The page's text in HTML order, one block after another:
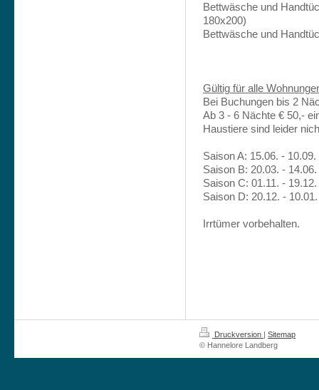
Bettwäsche und
180x200)
Bettwäsche und
Gültig für alle
Bei Buchungen bis 2
Ab 3 - 6 Nächte € 50,-
Haustiere sind leider
Saison A: 15.06. - 10.09.
Saison B: 20.03. -
Saison C: 01.11. -
Saison D: 20.12. - 10.01.
Irrtümer vorbehalten.
Druckversion | Sitemap
© Hannelore Landberg